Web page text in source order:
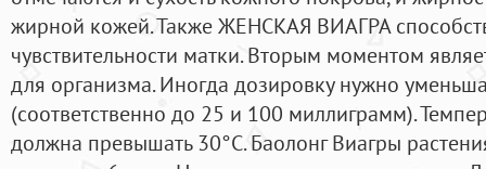
жирной кожей. Также ЖЕНСКАЯ ВИАГРА
чувствительности матки. Вторым моментом
для организма. Иногда дозировку нужно
(соответственно до 25 и 100 миллиграмм).
должна превышать 30°C. Баолонг Виагры